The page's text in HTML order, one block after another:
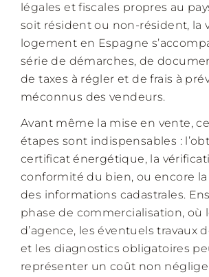
légales et fiscales propres au
soit résident ou non-résident, la
logement en Espagne
série de démarches, de
de taxes à régler et de frais à
méconnus des vendeurs.
Avant même la mise en vente,
étapes sont indispensables :
certificat énergétique, la
conformité du bien, ou encore
des informations cadastrales.
phase de commercialisation, où
d’agence, les éventuels travaux
et les diagnostics obligatoires
représenter un coût non